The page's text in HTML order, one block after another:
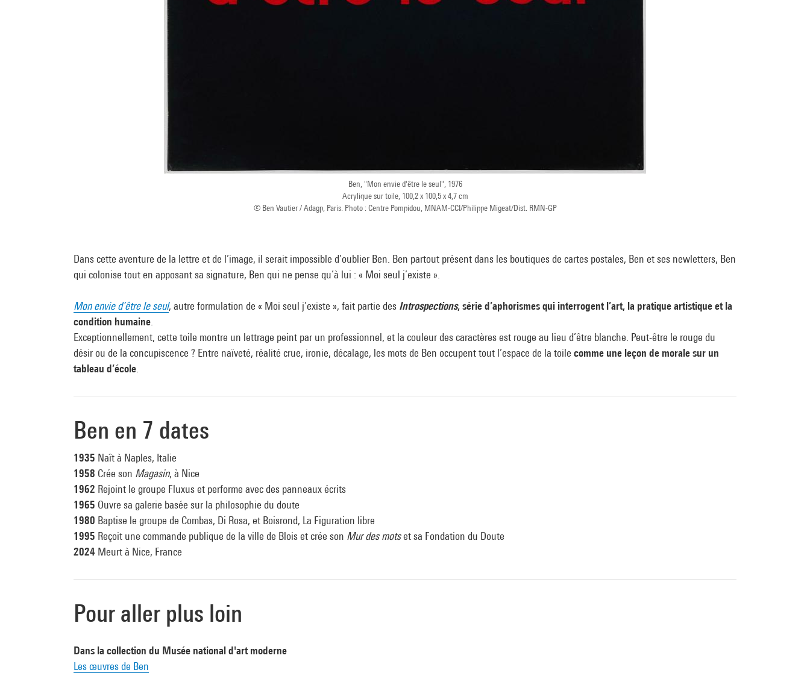
Ben, "Mon envie d'être le seul", 1976
Acrylique sur toile, 100,2 x 100,5 x 4,7 cm
© Ben Vautier / Adagp, Paris. Photo : Centre Pompidou, MNAM-CCI/Philippe Migeat/Dist. RMN-GP
Dans cette aventure de la lettre et de l’image, il serait impossible d’oublier Ben. Ben partout présent dans les boutiques de cartes postales, Ben et ses newletters, Ben
qui colonise tout en apposant sa signature, Ben qui ne pense qu’à lui : « Moi seul j’existe ».
Mon envie d’être le seul, autre formulation de « Moi seul j’existe », fait partie des Introspections, série d’aphorismes qui interrogent l’art, la pratique artistique et la
condition humaine
Exceptionnellement, cette toile montre un lettrage peint par un professionnel, et la couleur des caractères est rouge au lieu d’être blanche. Peut-être le rouge du
désir ou de la concupiscence ? Entre naïveté, réalité crue, ironie, décalage, les mots de Ben occupent tout l’espace de la toile comme une leçon de morale sur un
tableau d’école
Ben en 7 dates
1935 Naît à Naples, Italie
1958 Crée son Magasin, à Nice
1962 Rejoint le groupe Fluxus et performe avec des panneaux écrits
1965 Ouvre sa galerie basée sur la philosophie du doute
1980 Baptise le groupe de Combas, Di Rosa, et Boisrond, La Figuration libre
1995 Reçoit une commande publique de la ville de Blois et crée son Mur des motset sa Fondation du Doute
2024 Meurt à Nice, France
Pour aller plus loin
Dans la collection du Musée national d'art moderne
Les œuvres de Ben